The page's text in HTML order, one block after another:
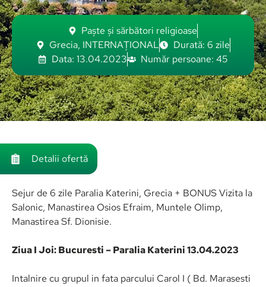
Paște și sărbători religioase
Grecia, INTERNAȚIONAL
Durată: 6 zile
Data: 13.04.2023
Număr persoane: 45
Detalii ofertă
Sejur de 6 zile Paralia Katerini, Grecia + BONUS Vizita la
Salonic, Manastirea Osios Efraim, Muntele Olimp,
Manastirea Sf. Dionisie.
Ziua I Joi: Bucuresti – Paralia Katerini 13.04.2023
Intalnire cu grupul in fata parcului Carol I ( Bd. Marasesti